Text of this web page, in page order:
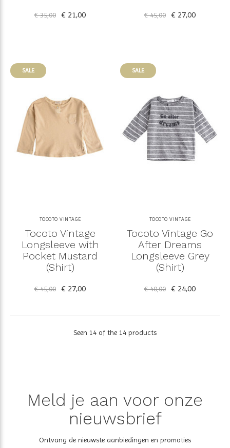
€ 35,00 € 21,00 € 45,00 € 27,00
SALE
TOCOTO VINTAGE
Tocoto Vintage
Longsleeve with
Pocket Mustard
(Shirt)
€ 45,00 € 27,00
SALE
TOCOTO VINTAGE
Tocoto Vintage Go
After Dreams
Longsleeve Grey
(Shirt)
€ 40,00 € 24,00
Seen 14 of the 14 products
Meld je aan voor onze
nieuwsbrief
Ontvang de nieuwste aanbiedingen en promoties